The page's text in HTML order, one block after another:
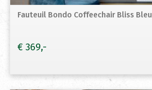
Fauteuil Bondo Coffeechair Bliss Bleu
€ 369